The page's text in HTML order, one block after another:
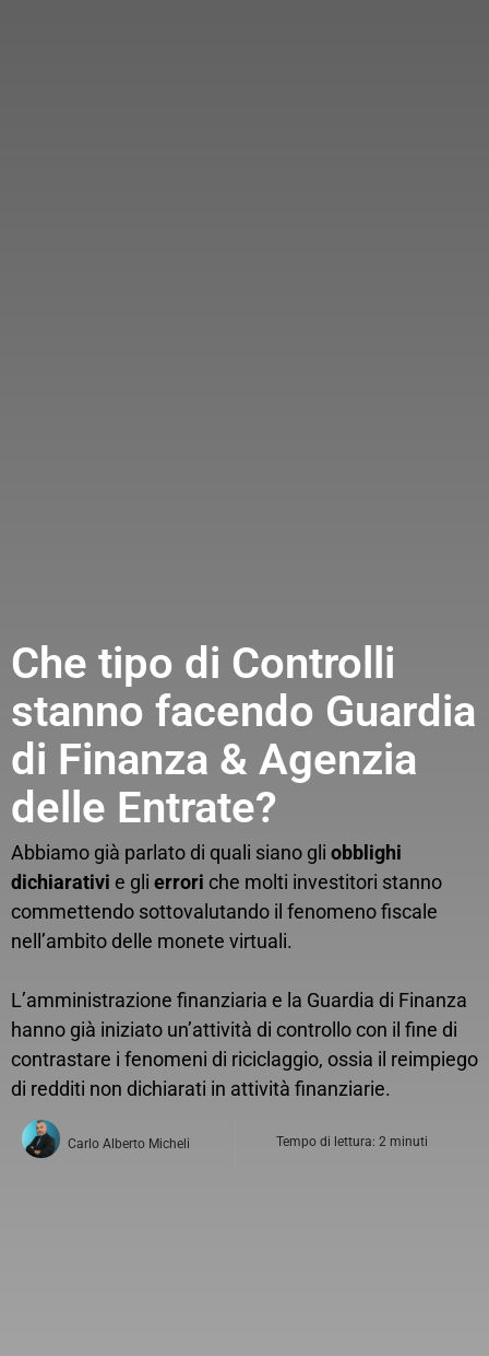
Che tipo di Controlli
stanno facendo Guardia
di Finanza & Agenzia
delle Entrate?
Abbiamo già parlato di quali siano gli obblighi
dichiarativi e gli errori che molti investitori stanno
commettendo sottovalutando il fenomeno fiscale
nell’ambito delle monete virtuali.
L’amministrazione finanziaria e la Guardia di Finanza
hanno già iniziato un’attività di controllo con il fine di
contrastare i fenomeni di riciclaggio, ossia il reimpiego
di redditi non dichiarati in attività finanziarie.
Carlo Alberto Micheli Tempo di lettura: 2 minuti